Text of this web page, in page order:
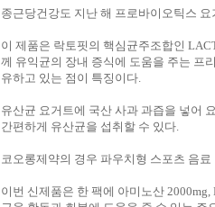
종근당건강도 지난 해 프로바이오틱스
이 제품은 락토핏의 핵심균주조합인
께 유익균의 장내 증식에 도움을 주는 프
유하고 있는 점이 특징이다.
유산균 요거트에 국산 사과 과즙을 넣어
간편하게 유산균을 섭취할 수 있다.
코오롱제약의 경우 파우치형 스포츠 음
이번 신제품은 한 팩에 아미노산